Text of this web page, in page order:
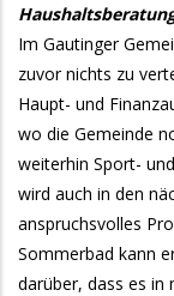
Im Gautinger
zuvor nichts zu
Haupt- und
wo die Gemeinde
weiterhin Sport-
wird auch in den
anspruchsvolles
Sommerbad kann
darüber, dass es in